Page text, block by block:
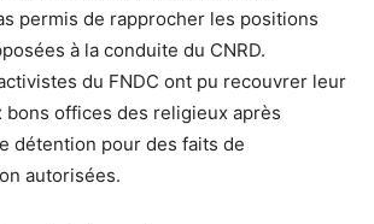
permis de rapprocher les positions
à la conduite du CNRD.
du FNDC ont pu recouvrer leur
bons offices des religieux après
détention pour des faits de
autorisées.